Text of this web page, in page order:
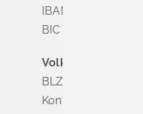
IBAN DE63 6835
BIC SOLADES1MGL
Volksbank
BLZ 683 900 00
Konto Nr. 3 500 004